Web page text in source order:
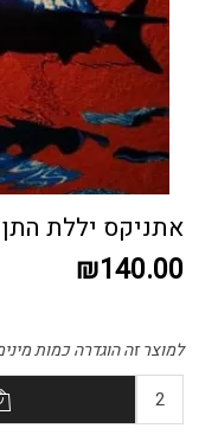
אתניקס יללת
₪140.00
למוצר זה הוגדרה כמות מינימלית